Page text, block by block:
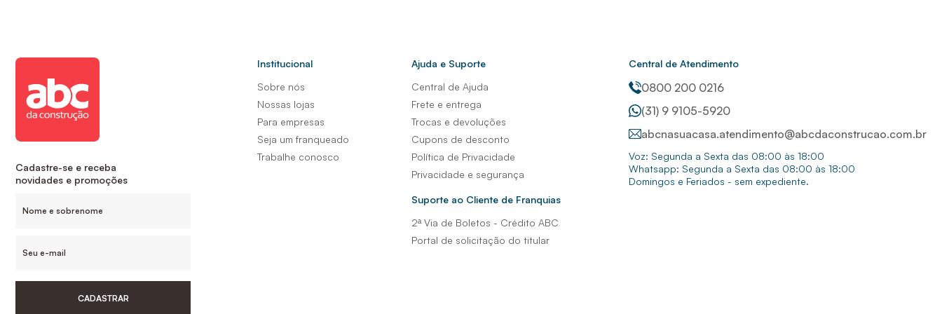
Cadastre-se e receba
novidades e promoções
CADASTRAR
Institucional
Sobre nós
Nossas lojas
Para empresas
Seja um franqueado
Trabalhe conosco
Ajuda e Suporte
Central de Ajuda
Frete e entrega
Trocas e devoluções
Cupons de desconto
Política de Privacidade
Privacidade e segurança
Suporte ao Cliente de Franquias
2ª Via de Boletos - Crédito ABC
Portal de solicitação do titular
Central de Atendimento
0800 200 0216
(31) 9 9105-5920
abcnasuacasa.atendimento@abcdaconstrucao.com.br
Voz: Segunda a Sexta das 08:00 às 18:00
Whatsapp: Segunda a Sexta das 08:00 às 18:00
Domingos e Feriados - sem expediente.